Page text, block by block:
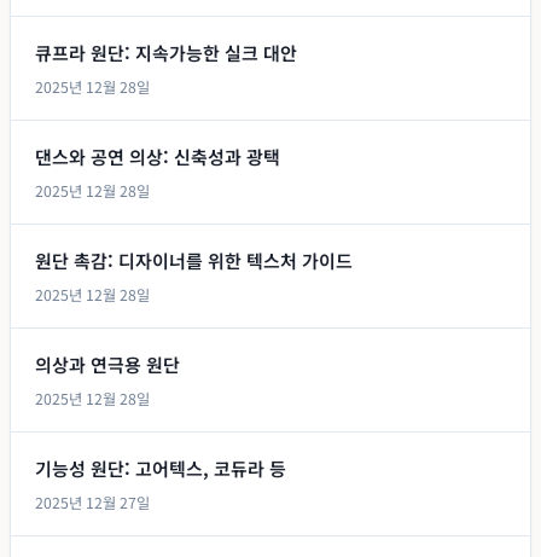
큐프라 원단: 지속가능한 실크 대안
2025년 12월 28일
댄스와 공연 의상: 신축성과 광택
2025년 12월 28일
원단 촉감: 디자이너를 위한 텍스처 가이드
2025년 12월 28일
의상과 연극용 원단
2025년 12월 28일
기능성 원단: 고어텍스, 코듀라 등
2025년 12월 27일